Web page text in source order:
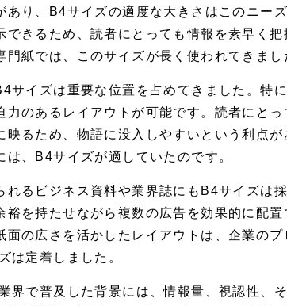
あり、B4サイズの適度な大きさはこのニー
できるため、読者にとっても情報を素早く
紙では、このサイズが長く使われてきまし
サイズは重要な位置を占めてきました。特
力のあるレイアウトが可能です。読者にと
映るため、物語に没入しやすいという利点
、B4サイズが適していたのです。
れるビジネス資料や業界誌にもB4サイズは
裕を持たせながら複数の広告を効果的に配
面の広さを活かしたレイアウトは、企業の
は定着しました。
界で普及した背景には、情報量、視認性、